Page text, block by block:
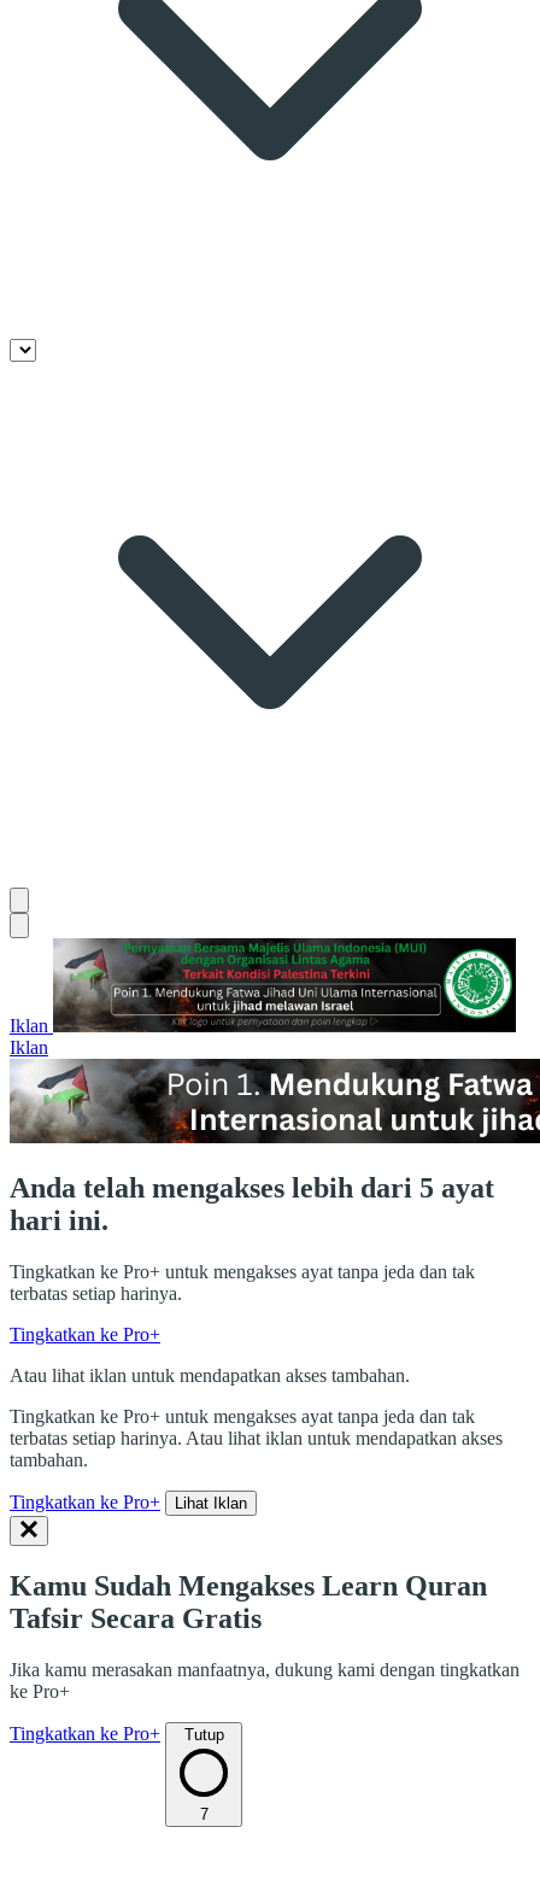
Iklan
Iklan
Anda telah mengakses lebih dari 5 ayat
hari ini.
Tingkatkan ke Pro+ untuk mengakses ayat tanpa jeda dan tak
terbatas setiap harinya.
Tingkatkan ke Pro+
Atau lihat iklan untuk mendapatkan akses tambahan.
Tingkatkan ke Pro+ untuk mengakses ayat tanpa jeda dan tak
terbatas setiap harinya. Atau lihat iklan untuk mendapatkan akses
tambahan.
Tingkatkan ke Pro+ Lihat Iklan
Kamu Sudah Mengakses Learn Quran
Tafsir Secara Gratis
Jika kamu merasakan manfaatnya, dukung kami dengan tingkatkan
ke Pro+
Tingkatkan ke Pro+ Tutup
7